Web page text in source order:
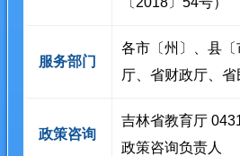
服务部门
各市〔州〕、县
厅、省财政厅、省
政策咨询
吉林省教育厅
政策咨询负责人